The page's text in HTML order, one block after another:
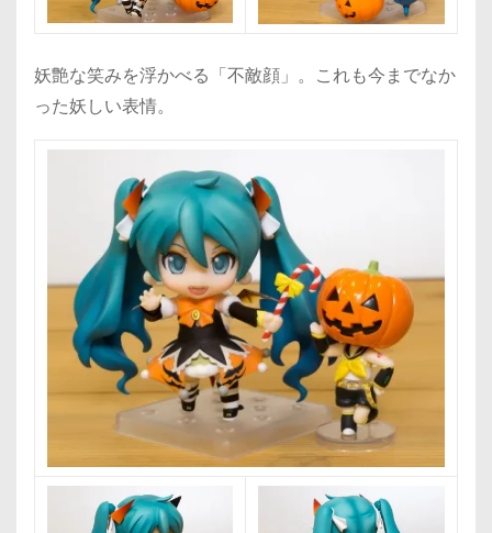
妖艶な笑みを浮かべる「不敵顔」。これも今までなか
った妖しい表情。